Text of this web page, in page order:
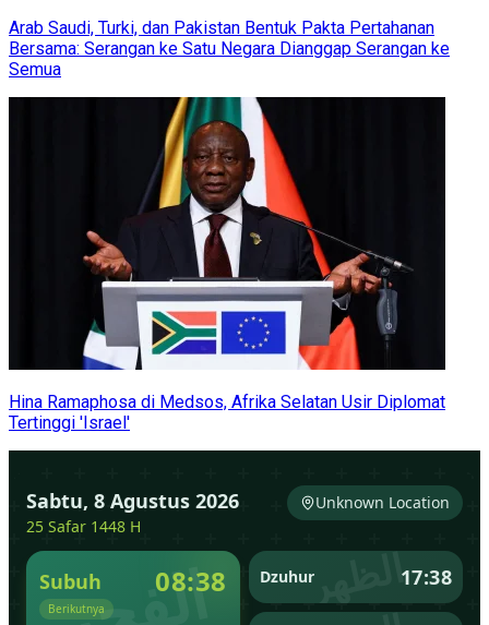
Arab Saudi, Turki, dan Pakistan Bentuk Pakta Pertahanan
Bersama: Serangan ke Satu Negara Dianggap Serangan ke
Semua
Hina Ramaphosa di Medsos, Afrika Selatan Usir Diplomat
Tertinggi 'Israel'